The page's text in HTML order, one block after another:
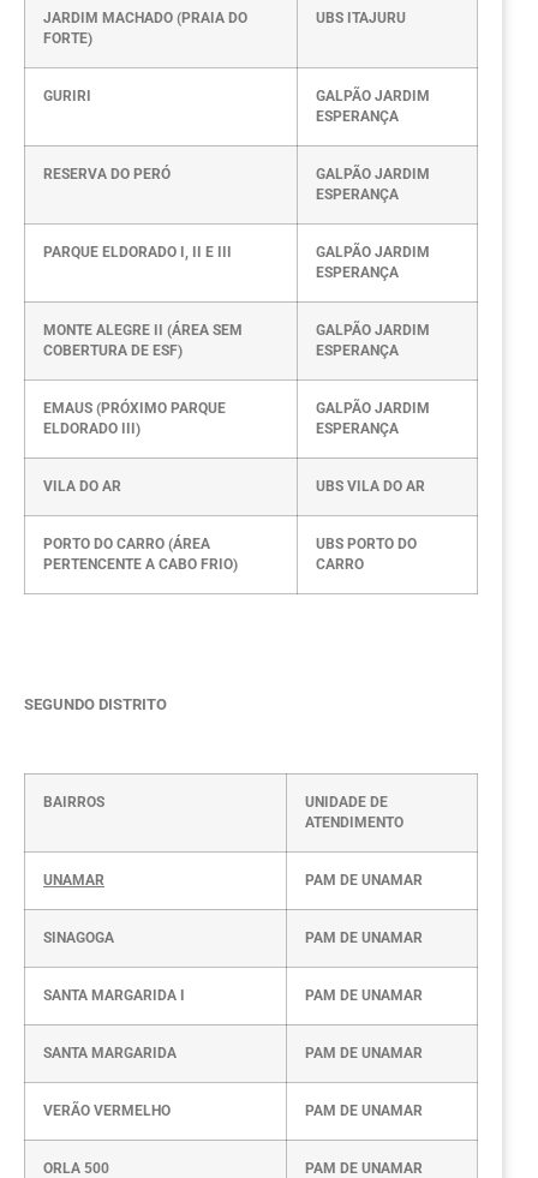
JARDIM MACHADO (PRAIA DO
FORTE)
UBS ITAJURU
GURIRI
GALPÃO JARDIM
ESPERANÇA
RESERVA DO PERÓ
GALPÃO JARDIM
ESPERANÇA
PARQUE ELDORADO I, II E III
GALPÃO JARDIM
ESPERANÇA
MONTE ALEGRE II (ÁREA SEM
COBERTURA DE ESF)
GALPÃO JARDIM
ESPERANÇA
EMAUS (PRÓXIMO PARQUE
ELDORADO III)
GALPÃO JARDIM
ESPERANÇA
VILA DO AR UBS VILA DO AR
PORTO DO CARRO (ÁREA
PERTENCENTE A CABO FRIO)
UBS PORTO DO
CARRO
SEGUNDO DISTRITO
BAIRROS
UNIDADE DE
ATENDIMENTO
UNAMAR PAM DE UNAMAR
SINAGOGA PAM DE UNAMAR
SANTA MARGARIDA I PAM DE UNAMAR
SANTA MARGARIDA PAM DE UNAMAR
VERÃO VERMELHO PAM DE UNAMAR
ORLA 500 PAM DE UNAMAR